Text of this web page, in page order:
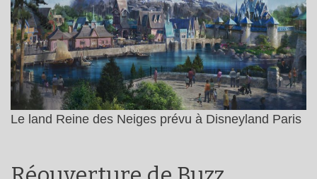
Le land Reine des Neiges prévu à Disneyland Paris